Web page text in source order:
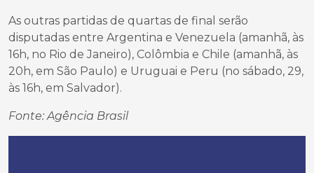
As outras partidas de quartas de final serão
disputadas entre Argentina e Venezuela (amanhã, às
16h, no Rio de Janeiro), Colômbia e Chile (amanhã, às
20h, em São Paulo) e Uruguai e Peru (no sábado, 29,
às 16h, em Salvador).
Fonte: Agência Brasil